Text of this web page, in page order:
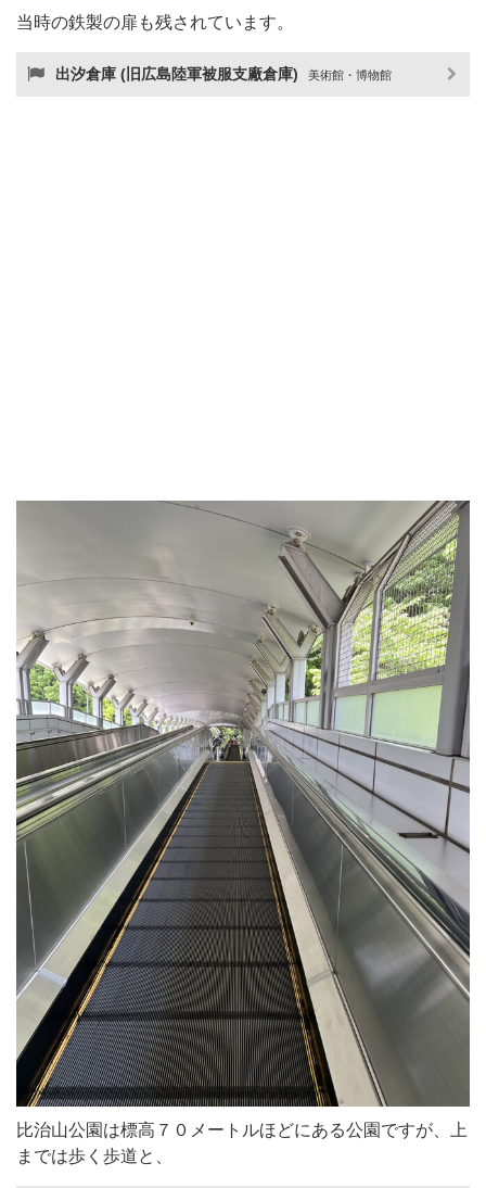
当時の鉄製の扉も残されています。
出汐倉庫 (旧広島陸軍被服支廠倉庫) 美術館・博物館
比治山公園は標高７０メートルほどにある公園ですが、上
までは歩く歩道と、